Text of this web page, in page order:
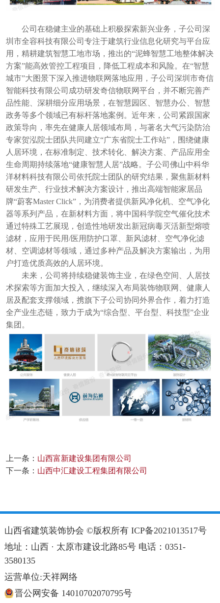
公司在稳健主业的基础上积极探索新兴业务，子公司深
圳市全容科技有限公司专注于建筑行业信息化研究与平台应
用，精耕建筑智慧工地市场，推出的“泥蜂智慧工地整体解决
方案”能高效管控工程项目，降低工程成本和风险。在“智慧
城市”大图景下深入推进物联网落地应用，子公司深圳市奇信
智能科技有限公司成功研发奇信物联网平台，并不断完善产
品性能、深耕细分应用场景，在智慧园区、智慧办公、智慧
政务等多个领域已有标杆落地案例。近年来，公司紧跟国家
政策导向，率先在健康人居领域布局，与著名大气污染防治
专家贺泓院士团队共同建立“广东省院士工作站”，围绕健康
人居环境，在标准制定、技术转化、解决方案、产品应用全
生命周期持续落地“健康智慧人居”战略。子公司佛山中科华
洋材料科技有限公司依托院士团队的研究结果，聚焦新材料
研发生产、行业技术解决方案设计，推出高端智能家居品
牌“蔚客Master Click”，为消费者提供新风净化机、空气净化
器等系列产品，在新材料方面，将中国科学院空气催化技术
通过特殊工艺展现，创造性地研发出新冠病毒灭活新型熔喷
滤材，应用于民用/医用防护口罩、新风滤材、空气净化滤
材、空调滤材等领域，通过多种产品及解决方案输出，为用
户打造优质高效的人居环境。
未来，公司将持续稳健装饰主业，在绿色空间、人居技
术探索等方面加大投入，继续深入布局装饰物联网、健康人
居及配套支撑领域，携旗下子公司协同外界合作，着力打造
全产业生态链，致力于成为“综合型、平台型、科技型”企业
集团。
上一条： 山西富新建设集团有限公司
下一条： 山西中汇建设工程集团有限公司
山西省建筑装饰协会 ©版权所有 ICP备2021013517号
地址：山西 · 太原市建设北路85号 电话：0351-
3580135
运营单位:天祥网络
晋公网安备 14010702070795号